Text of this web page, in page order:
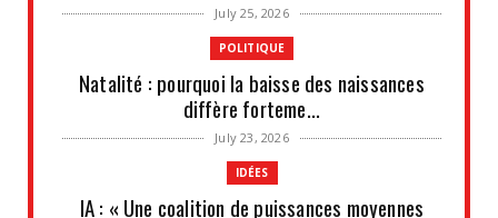
July 25, 2026
POLITIQUE
Natalité : pourquoi la baisse des naissances
diffère forteme...
July 23, 2026
IDÉES
IA : « Une coalition de puissances moyennes